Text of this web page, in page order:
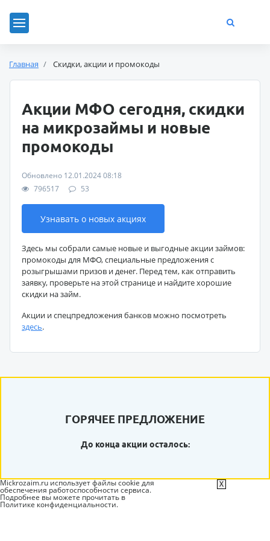
Главная Скидки, акции и промокоды
Акции МФО сегодня, скидки
на микрозаймы и новые
промокоды
Обновлено 12.01.2024 08:18
796517
53
Узнавать о новых акциях
Здесь мы собрали самые новые и выгодные акции займов:
промокоды для МФО, специальные предложения с
розыгрышами призов и денег. Перед тем, как отправить
заявку, проверьте на этой странице и найдите хорошие
скидки на займ.
Акции и спецпредложения банков можно посмотреть
здесь.
ГОРЯЧЕЕ ПРЕДЛОЖЕНИЕ
До конца акции осталось:
Mickrozaim.ru использует файлы cookie для
обеспечения работоспособности сервиса.
Подробнее вы можете прочитать в
Политике конфиденциальности.
X